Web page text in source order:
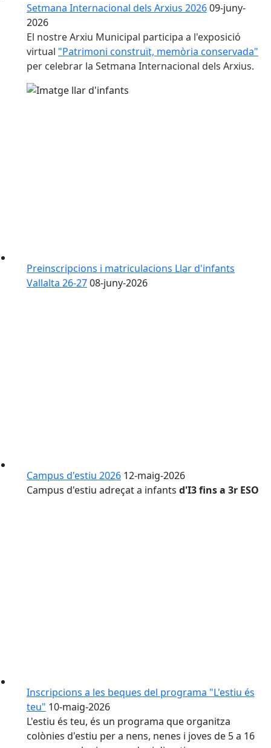
Setmana Internacional dels Arxius 202609-juny-
2026
El nostre Arxiu Municipal participa a l'exposició
virtual "Patrimoni construït, memòria conservada"
per celebrar la Setmana Internacional dels Arxius.
Preinscripcions i matriculacions Llar d'infants
Vallalta 26-2708-juny-2026
Campus d'estiu 2026 12-maig-2026
Campus d'estiu adreçat a infants d'I3 fins a 3r ESO
Inscripcions a les beques del programa "L'estiu és
teu" 10-maig-2026
L'estiu és teu, és un programa que organitza
colònies d'estiu per a nens, nenes i joves de 5 a 16